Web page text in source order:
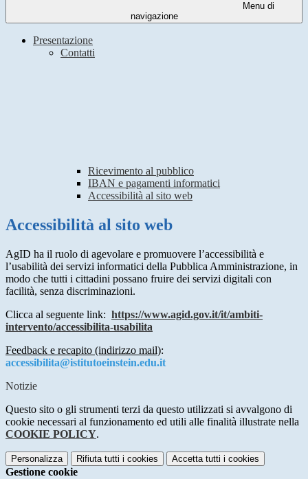
Menu di
navigazione
Presentazione
Contatti
Ricevimento al pubblico
IBAN e pagamenti informatici
Accessibilità al sito web
Accessibilità al sito web
AgID ha il ruolo di agevolare e promuovere l’accessibilità e
l’usabilità dei servizi informatici della Pubblica Amministrazione, in
modo che tutti i cittadini possano fruire dei servizi digitali con
facilità, senza discriminazioni.
Clicca al seguente link: https://www.agid.gov.it/it/ambiti-
intervento/accessibilita-usabilita
Feedback e recapito (indirizzo mail):
accessibilita@istitutoeinstein.edu.it
Notizie
Questo sito o gli strumenti terzi da questo utilizzati si avvalgono di
cookie necessari al funzionamento ed utili alle finalità illustrate nella
COOKIE POLICY.
Personalizza Rifiuta tutti i cookies Accetta tutti i cookies
Gestione cookie